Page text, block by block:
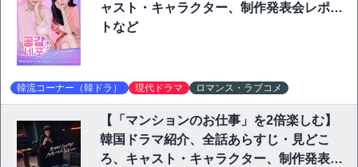
ャスト・キャラクター、制作発表会レポー
トなど
韓流コーナー（韓ドラ） 現代ドラマ ロマンス・ラブコメ
【「マンションのお仕事」を2倍楽しむ】
韓国ドラマ紹介、全話あらすじ・見どこ
ろ、キャスト・キャラクター、制作発表会